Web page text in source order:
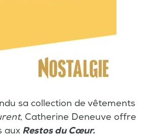
sa collection de vêtements
, Catherine Deneuve offre
aux Restos du Cœur.